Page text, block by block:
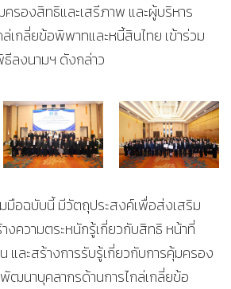
รองสิทธิและเสรีภาพ และผู้บริหาร
เกลี่ยข้อพิพาทและหนี้สินไทย เข้าร่วม
ลงนามฯ ดังกล่าว
มือฉบับนี้ มีวัตถุประสงค์เพื่อส่งเสริม
างความตระหนักรู้เกี่ยวกับสิทธิ หน้าที่
ละสร้างการรับรู้เกี่ยวกับการคุ้มครอง
ฒนาบุคลากรด้านการไกล่เกลี่ยข้อ